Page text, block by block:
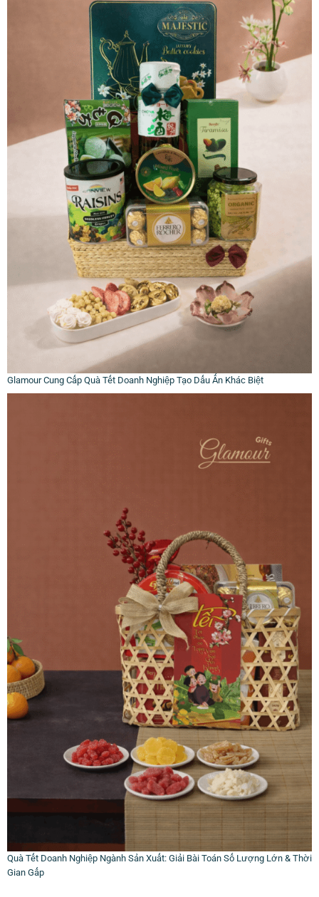
Glamour Cung Cấp Quà Tết Doanh Nghiệp Tạo Dấu Ấn Khác Biệt
Quà Tết Doanh Nghiệp Ngành Sản Xuất: Giải Bài Toán Số Lượng Lớn & Thời
Gian Gấp